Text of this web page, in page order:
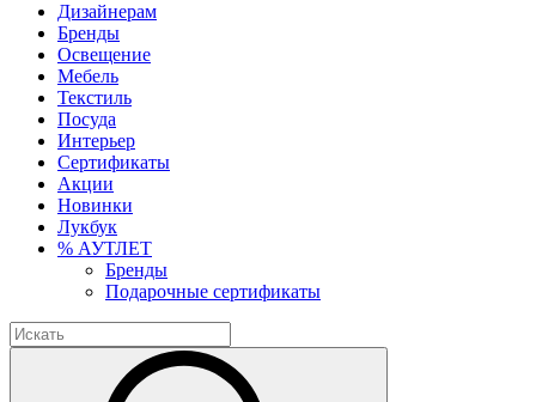
Дизайнерам
Бренды
Освещение
Мебель
Текстиль
Посуда
Интерьер
Сертификаты
Акции
Новинки
Лукбук
% АУТЛЕТ
Бренды
Подарочные сертификаты